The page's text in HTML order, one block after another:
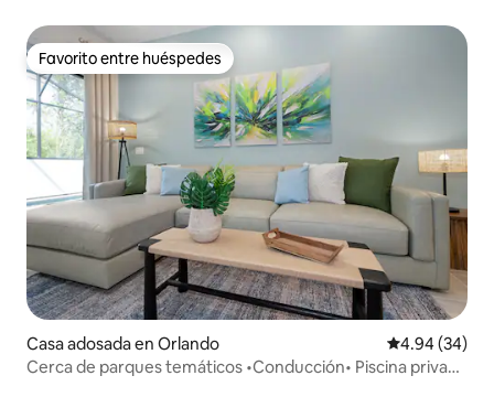
Favorito entre huéspedes
Favorito entre huéspedes
Casa adosada en Orlando Calificación
4.94 (34)
Cerca de parques temáticos •Conducción• Piscina privada